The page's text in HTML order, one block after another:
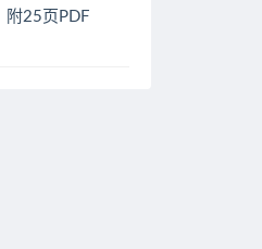
附25页PDF